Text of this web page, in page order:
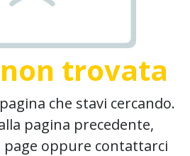
trovata
che stavi cercando.
pagina precedente,
page oppure contattarci